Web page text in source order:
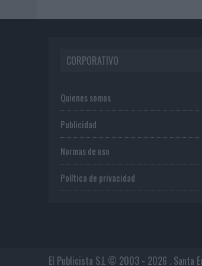
CORPORATIVO
Quienes somos
Publicidad
Normas de uso
Política de privacidad
El Publicista S.L © 2003 - 2026 . Santa